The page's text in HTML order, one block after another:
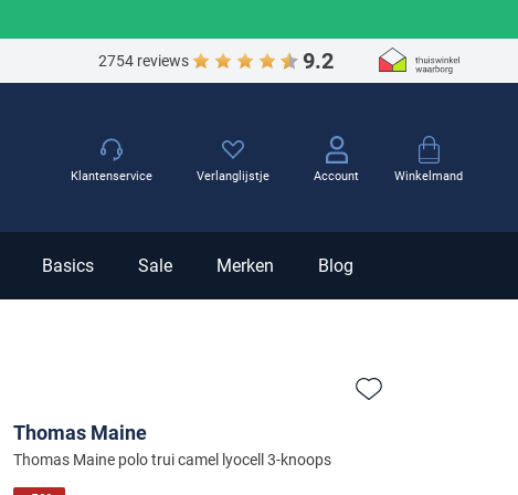
2754 reviews 9.2
Winkelmand
Basics Sale Merken Blog
Klantenservice Verlanglijstje Account
Thomas Maine
Thomas Maine polo trui camel lyocell 3-knoops
Zet bij favorieten